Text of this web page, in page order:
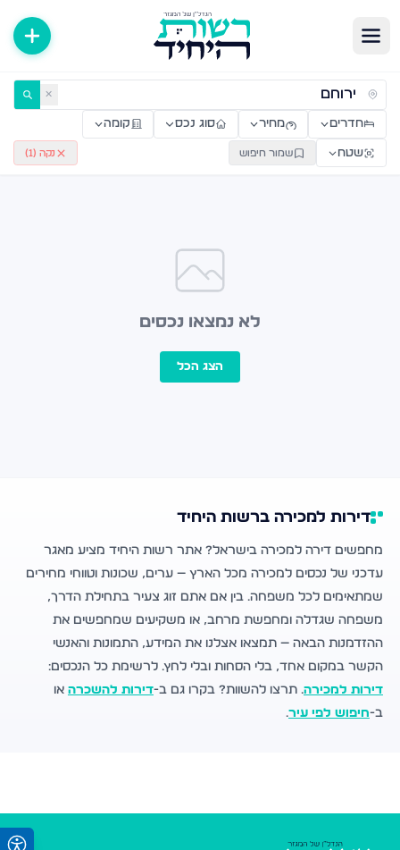
דירות למכירה ולהשכרה — רשות היחיד ✕
חדרים מחיר סוג נכס קומה
שטח שמור חיפוש נקה ( 1
)
לא נמצאו נכסים
הצג הכל
דירות למכירה ברשות היחיד
מחפשים דירה למכירה בישראל? אתר רשות היחיד מציע מאגר
עדכני של נכסים למכירה מכל הארץ — ערים, שכונות וטווחי מחירים
שמתאימים לכל משפחה. בין אם אתם זוג צעיר בתחילת הדרך,
משפחה שגדלה ומחפשת מרחב, או משקיעים שמחפשים את
ההזדמנות הבאה — תמצאו אצלנו את המידע, התמונות והאנשי
הקשר במקום אחד, בלי הסחות ובלי לחץ. לרשימת כל הנכסים:
דירות למכירה. תרצו להשוות? בקרו גם ב-דירות להשכרה או
ב-חיפוש לפי עיר.